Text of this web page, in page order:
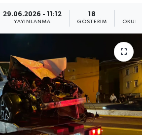
29.06.2026 - 11:12
YAYINLANMA
18
GÖSTERIM